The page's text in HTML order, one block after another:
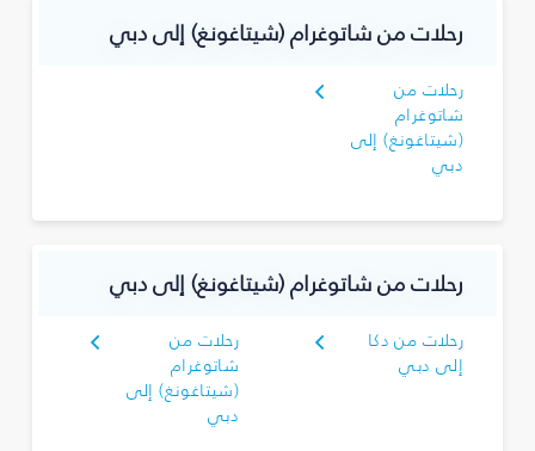
رحلات من شاتوغرام (شيتاغونغ) إلى دبي
رحلات من
شاتوغرام
(شيتاغونغ) إلى
دبي
رحلات من شاتوغرام (شيتاغونغ) إلى دبي
رحلات من دكا
إلى دبي
رحلات من
شاتوغرام
(شيتاغونغ) إلى
دبي